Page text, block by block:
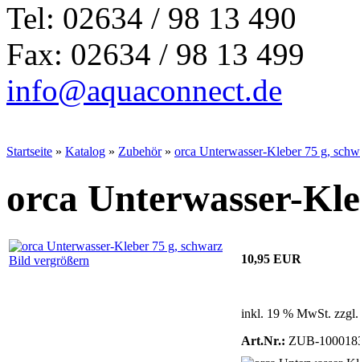
Tel: 02634 / 98 13 490
Fax: 02634 / 98 13 499
info@aquaconnect.de
Startseite » Katalog » Zubehör» orca Unterwasser-Kleber 75 g,
orca Unterwasser-
Bild vergrößern 10,95 EUR
inkl. 19 % MwSt.
Art.Nr.: ZUB-